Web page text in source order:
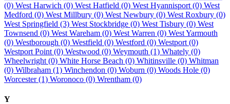
(0) West Harwich (0) West Hatfield (0) West Hyannisport (0) West
Medford (0) West Millbury (0) West Newbury (0) West Roxbury (0)
West Springfield (3) West Stockbridge (0) West Tisbury (0) West
Townsend (0) West Wareham (0) West Warren (0) West Yarmouth
(0) Westborough (0) Westfield (0) Westford (0) Westport (0)
Westport Point (0) Westwood (0) Weymouth (1) Whately (0)
Wheelwright (0) White Horse Beach (0) Whitinsville (0) Whitman
(0) Wilbraham (1) Winchendon (0) Woburn (0) Woods Hole (0)
Worcester (1) Woronoco (0) Wrentham (0)
Y